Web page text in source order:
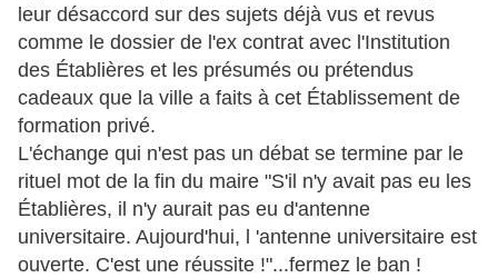
leur désaccord sur des sujets déjà vus et revus
comme le dossier de l'ex contrat avec l'Institution
des Établières et les présumés ou prétendus
cadeaux que la ville a faits à cet Établissement de
formation privé.
L'échange qui n'est pas un débat se termine par le
rituel mot de la fin du maire "S'il n'y avait pas eu les
Établières, il n'y aurait pas eu d'antenne
universitaire. Aujourd'hui, l 'antenne universitaire est
ouverte. C'est une réussite !"...fermez le ban !